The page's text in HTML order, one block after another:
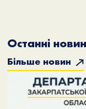
Останні
Більше новин